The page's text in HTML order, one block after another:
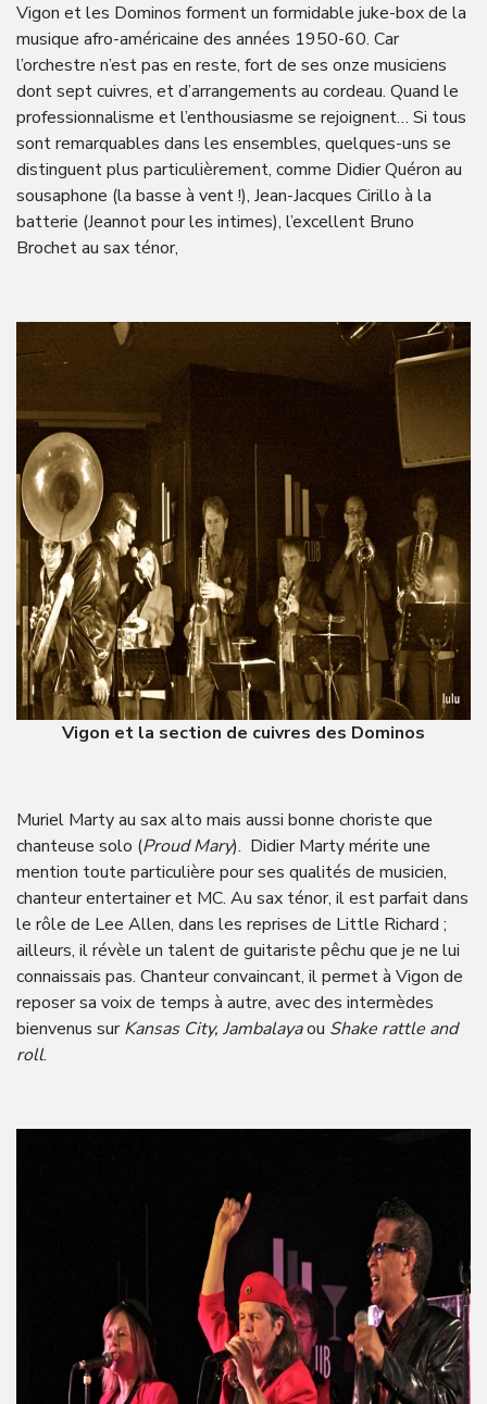
Vigon et les Dominos forment un formidable juke-box de la
musique afro-américaine des années 1950-60. Car
l’orchestre n’est pas en reste, fort de ses onze musiciens
dont sept cuivres, et d’arrangements au cordeau. Quand le
professionnalisme et l’enthousiasme se rejoignent… Si tous
sont remarquables dans les ensembles, quelques-uns se
distinguent plus particulièrement, comme Didier Quéron au
sousaphone (la basse à vent !), Jean-Jacques Cirillo à la
batterie (Jeannot pour les intimes), l’excellent Bruno
Brochet au sax ténor,
Vigon et la section de cuivres des Dominos
Muriel Marty au sax alto mais aussi bonne choriste que
chanteuse solo (Proud Mary). Didier Marty mérite une
mention toute particulière pour ses qualités de musicien,
chanteur entertainer et MC. Au sax ténor, il est parfait dans
le rôle de Lee Allen, dans les reprises de Little Richard ;
ailleurs, il révèle un talent de guitariste pêchu que je ne lui
connaissais pas. Chanteur convaincant, il permet à Vigon de
reposer sa voix de temps à autre, avec des intermèdes
bienvenus surKansas City, Jambalayaou Shake rattle and
roll.